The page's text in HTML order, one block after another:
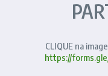
CLIQUE na
https://